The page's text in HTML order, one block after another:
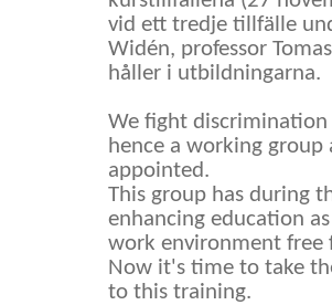
vid ett tredje tillfälle
Widén, professor
håller i utbildningarna.
We fight
hence a working
appointed.
This group has during
enhancing education
work environment
Now it's time to take
to this training.